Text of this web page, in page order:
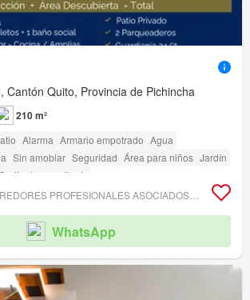
Cantón Quito, Provincia de Pichincha
210 m²
Alarma Armario empotrado Agua
Sin amoblar Seguridad Área para niños Jardín
Garita de guardianía
con discapacidad
WhatsApp